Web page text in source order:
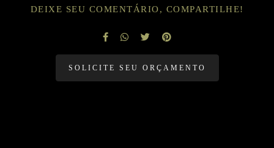
DEIXE SEU COMENTÁRIO, COMPARTILHE!
SOLICITE SEU ORÇAMENTO